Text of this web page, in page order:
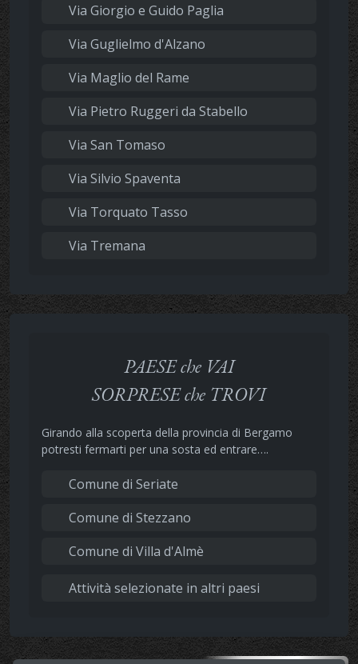
Via Giorgio e Guido Paglia
Via Guglielmo d'Alzano
Via Maglio del Rame
Via Pietro Ruggeri da Stabello
Via San Tomaso
Via Silvio Spaventa
Via Torquato Tasso
Via Tremana
PAESE che VAI
SORPRESE che TROVI
Girando alla scoperta della provincia di Bergamo
potresti fermarti per una sosta ed entrare….
Comune di Seriate
Comune di Stezzano
Comune di Villa d'Almè
Attività selezionate in altri paesi